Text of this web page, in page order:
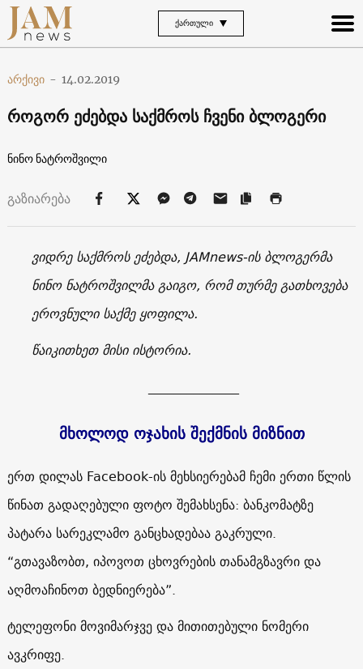
ᲥᲐᲠᲗᲣᲚᲘ
არქივი - 14.02.2019
როგორ ეძებდა საქმროს ჩვენი ბლოგერი
ნინო ნატროშვილი
გაზიარება
ვიდრე საქმროს ეძებდა, JAMnews-ის ბლოგერმა
ნინო ნატროშვილმა გაიგო, რომ თურმე გათხოვება
ეროვნული საქმე ყოფილა.
წაიკითხეთ მისი ისტორია.
მხოლოდ ოჯახის შექმნის მიზნით
ერთ დილას Facebook-ის მეხსიერებამ ჩემი ერთი წლის
წინათ გადაღებული ფოტო შემახსენა: ბანკომატზე
პატარა სარეკლამო განცხადებაა გაკრული.
“გთავაზობთ, იპოვოთ ცხოვრების თანამგზავრი და
აღმოაჩინოთ ბედნიერება”.
ტელეფონი მოვიმარჯვე და მითითებული ნომერი
ავკრიფე.